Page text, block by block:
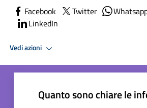
Facebook Twitter
LinkedIn
Vedi azioni
Quanto sono chiare le